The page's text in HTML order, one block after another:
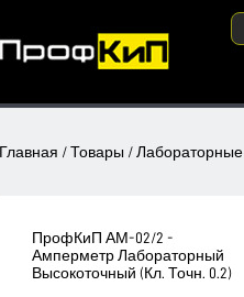
Главная / Товары /
ПрофКиП АМ-02/2 -
Амперметр Лабораторный
Высокоточный (Кл. Точн. 0.2)